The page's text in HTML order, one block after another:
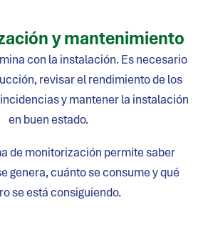
y mantenimiento
con la instalación. Es necesario
revisar el rendimiento de los
y mantener la instalación
en buen estado.
de monitorización permite saber
genera, cuánto se consume y qué
se está consiguiendo.